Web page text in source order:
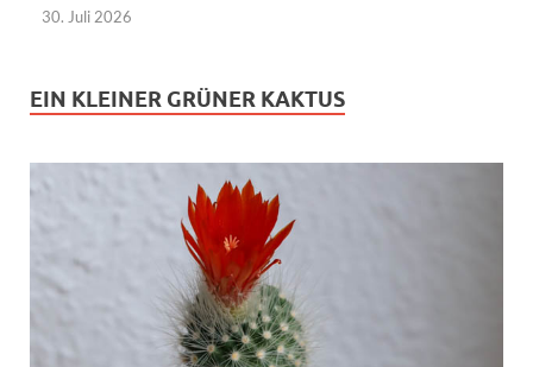
30. Juli 2026
EIN KLEINER GRÜNER KAKTUS